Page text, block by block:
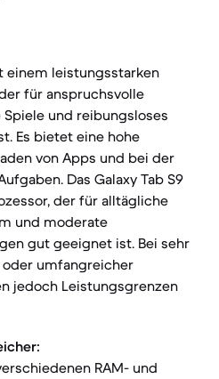
einem leistungsstarken
für anspruchsvolle
und reibungsloses
Es bietet eine hohe
von Apps und bei der
Das Galaxy Tab S9
der für alltägliche
und moderate
gut geeignet ist. Bei sehr
umfangreicher
jedoch Leistungsgrenzen
RAM- und